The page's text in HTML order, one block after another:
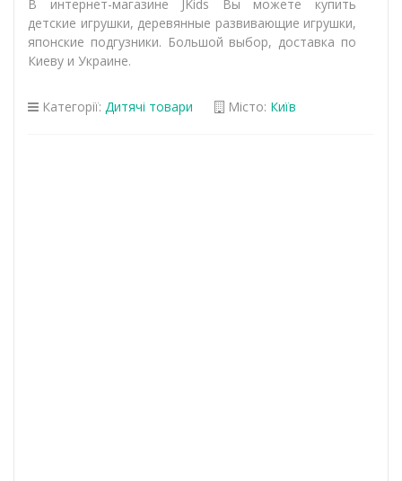
В интернет-магазине JKids Вы можете купить
детские игрушки, деревянные развивающие игрушки,
японские подгузники. Большой выбор, доставка по
Киеву и Украине.
Категорії: Дитячі товари Місто: Київ